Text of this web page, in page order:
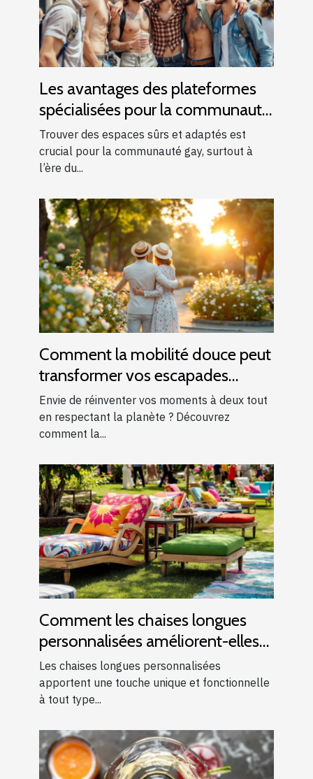
Les avantages des plateformes
spécialisées pour la communauté
gay
Trouver des espaces sûrs et adaptés est
crucial pour la communauté gay, surtout à
l’ère du...
Comment la mobilité douce peut
transformer vos escapades
romantiques ?
Envie de réinventer vos moments à deux tout
en respectant la planète ? Découvrez
comment la...
Comment les chaises longues
personnalisées améliorent-elles
les événements ?
Les chaises longues personnalisées
apportent une touche unique et fonctionnelle
à tout type...